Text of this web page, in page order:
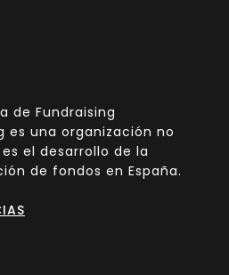
de Fundraising
es una organización no
el desarrollo de la
de fondos en España.